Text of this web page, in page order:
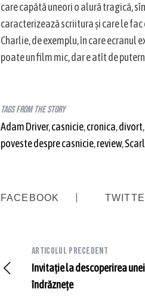
care capătă uneori o alură tragică,
caracterizează scriitura și care le
Charlie, de exemplu, în care ecranul
poate un film mic, dar e atît de
Tags from the story
Adam Driver,casnicie,cronica,divort,
poveste despre casnicie,review,
FACEBOOK
Articolul precedent
Invitație la descoperirea
îndrăznețe